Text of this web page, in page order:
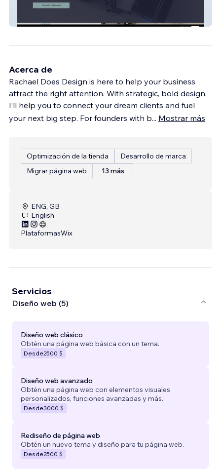
Acerca de
Rachael Does Design is here to help your business
attract the right attention. With strategic, bold design,
I’ll help you to connect your dream clients and fuel
your next big step. For founders with b... Mostrar más
Optimización de la tienda
Desarrollo de marca
Migrar página web
13 más
ENG, GB
English
PlataformasWix
Servicios
Diseño web (5)
Diseño web clásico
Obtén una página web básica con un tema.
Desde2500 $
Diseño web avanzado
Obtén una página web con elementos visuales
personalizados, funciones avanzadas y más.
Desde3000 $
Rediseño de página web
Obtén un nuevo tema y diseño para tu página web.
Desde2500 $